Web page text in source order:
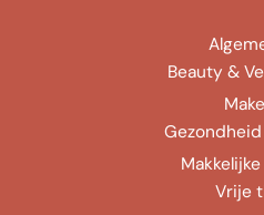
Beauty &
Gezondheid
Vrije